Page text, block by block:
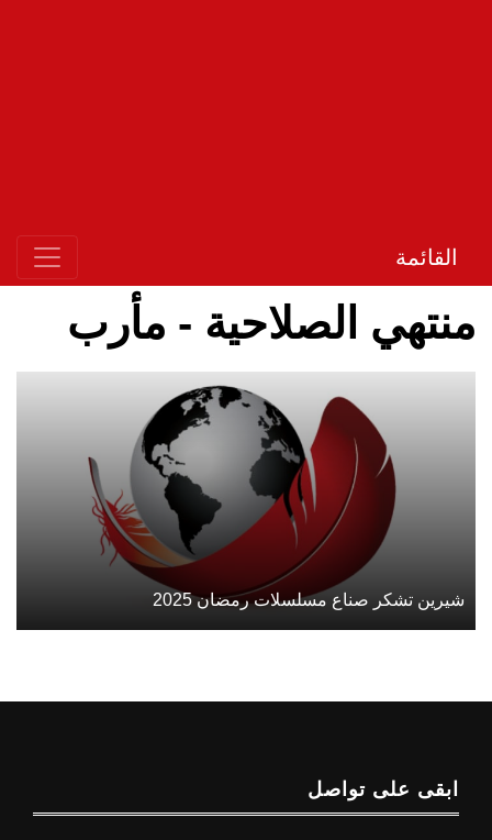
القائمة
منتهي الصلاحية - مأرب
شيرين تشكر صناع مسلسلات رمضان 2025
ابقى على تواصل